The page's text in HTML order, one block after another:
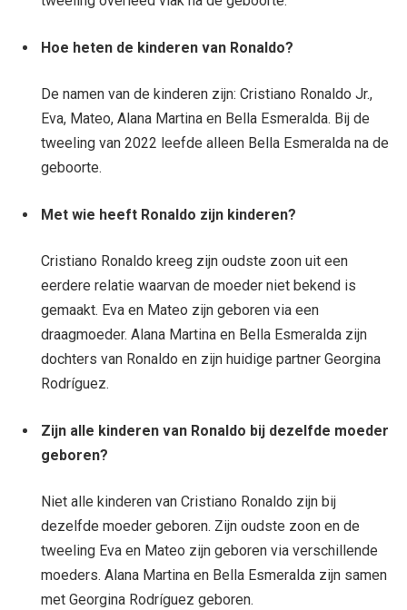
Hoe heten de kinderen van Ronaldo?
De namen van de kinderen zijn: Cristiano Ronaldo Jr.,
Eva, Mateo, Alana Martina en Bella Esmeralda. Bij de
tweeling van 2022 leefde alleen Bella Esmeralda na de
geboorte.
Met wie heeft Ronaldo zijn kinderen?
Cristiano Ronaldo kreeg zijn oudste zoon uit een
eerdere relatie waarvan de moeder niet bekend is
gemaakt. Eva en Mateo zijn geboren via een
draagmoeder. Alana Martina en Bella Esmeralda zijn
dochters van Ronaldo en zijn huidige partner Georgina
Rodríguez.
Zijn alle kinderen van Ronaldo bij dezelfde moeder
geboren?
Niet alle kinderen van Cristiano Ronaldo zijn bij
dezelfde moeder geboren. Zijn oudste zoon en de
tweeling Eva en Mateo zijn geboren via verschillende
moeders. Alana Martina en Bella Esmeralda zijn samen
met Georgina Rodríguez geboren.